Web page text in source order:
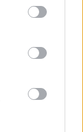
may click to
party tags to
below Google